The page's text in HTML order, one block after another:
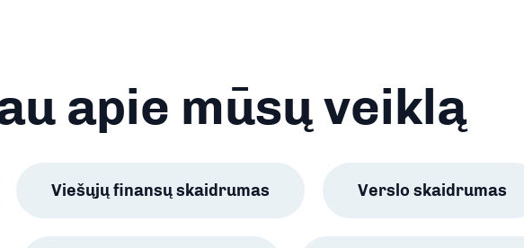
apie mūsų veiklą
Viešųjų finansų skaidrumas Verslo skaidrumas